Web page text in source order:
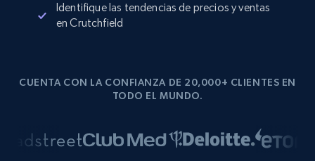
Identifique las tendencias de precios y ventas
en Crutchfield
CUENTA CON LA CONFIANZA DE 20,000+ CLIENTES EN
TODO EL MUNDO.